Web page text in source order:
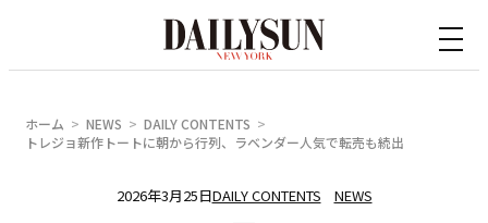
ホーム NEWS
DAILY CONTENTS
トレジョ新作トートに朝から行列、ラベンダー人気で転売も続出
2026年3月25日DAILY CONTENTS NEWS